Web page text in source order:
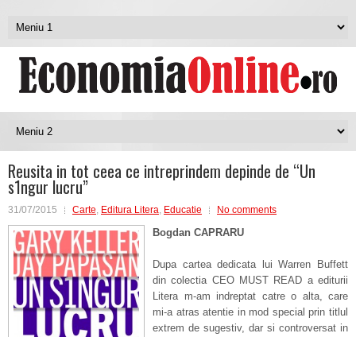
Reusita in tot ceea ce intreprindem depinde de “Un
s1ngur lucru”
31/07/2015 Carte, Editura Litera, Educatie No comments
Bogdan CAPRARU
Dupa cartea dedicata lui Warren Buffett
din colectia CEO MUST READ a editurii
Litera m-am indreptat catre o alta, care
mi-a atras atentie in mod special prin titlul
extrem de sugestiv, dar si controversat in